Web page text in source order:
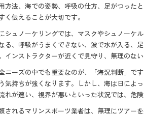
方法、海での姿勢、呼吸の仕方、足がつった
く伝えることが大切です。
シュノーケリングでは、マスクやシュノーケ
る、呼吸がうまくできない、波で水が入る、
インストラクターが近くで見守り、無理のな
ニーズの中でも重要なのが、「海況判断」で
気持ちが強くなります。しかし、海は日によ
れが速い、視界が悪いといった状況では、危
されるマリンスポーツ業者は、無理にツアー